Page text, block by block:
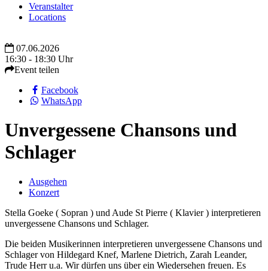
Veranstalter
Locations
07.06.2026
16:30 - 18:30 Uhr
Event teilen
Facebook
WhatsApp
Unvergessene Chansons und
Schlager
Ausgehen
Konzert
Stella Goeke ( Sopran ) und Aude St Pierre ( Klavier ) interpretieren
unvergessene Chansons und Schlager.
Die beiden Musikerinnen interpretieren unvergessene Chansons und
Schlager von Hildegard Knef, Marlene Dietrich, Zarah Leander,
Trude Herr u.a. Wir dürfen uns über ein Wiedersehen freuen. Es